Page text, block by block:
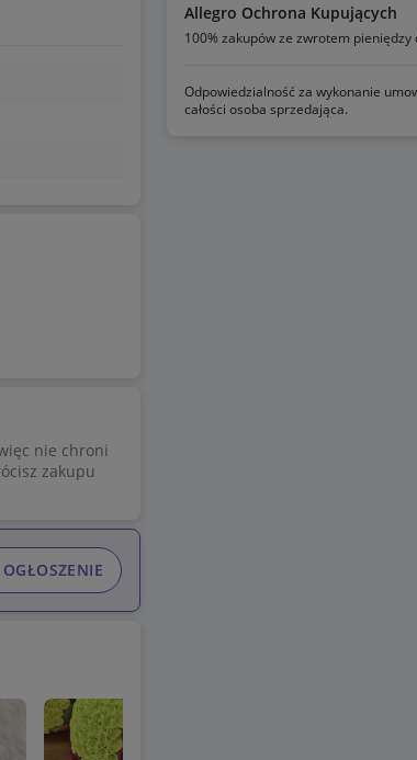
Allegro Ochrona Kupujących
100% zakupów ze zwrotem pieniędzy
Odpowiedzialność za wykonanie
całości osoba sprzedająca.
nie chroni
zakupu